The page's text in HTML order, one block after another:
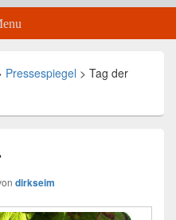
Pressespiegel > Tag der
dirkseim